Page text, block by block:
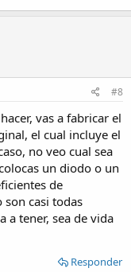
#8
vas a fabricar el
el cual incluye el
no veo cual sea
un diodo o un
de
casi todas
a tener, sea de vida
Responder